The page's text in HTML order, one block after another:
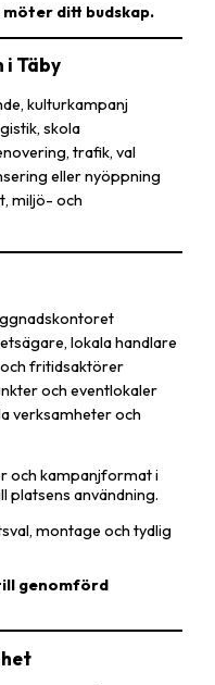
ditt budskap.
i Täby
kulturkampanj
skola
trafik, val
eller nyöppning
miljö- och
lokala handlare
fritidsaktörer
och eventlokaler
verksamheter och
och kampanjformat i
platsens användning.
montage och tydlig
genomförd